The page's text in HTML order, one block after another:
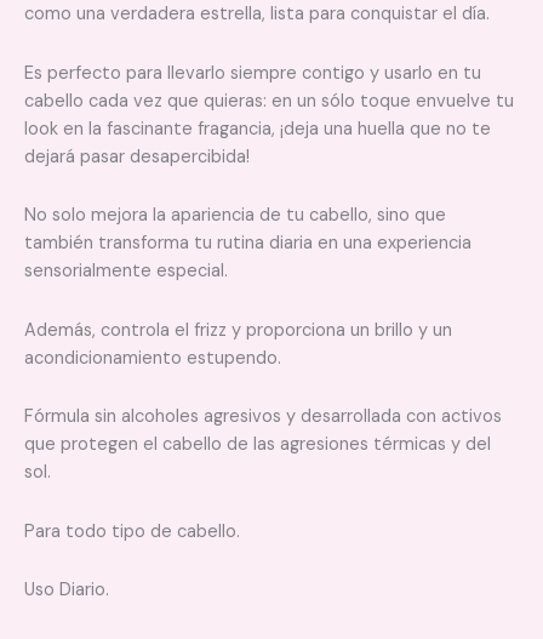
como una verdadera estrella, lista para conquistar el día.
Es perfecto para llevarlo siempre contigo y usarlo en tu
cabello cada vez que quieras: en un sólo toque envuelve tu
look en la fascinante fragancia, ¡deja una huella que no te
dejará pasar desapercibida!
No solo mejora la apariencia de tu cabello, sino que
también transforma tu rutina diaria en una experiencia
sensorialmente especial.
Además, controla el frizz y proporciona un brillo y un
acondicionamiento estupendo.
Fórmula sin alcoholes agresivos y desarrollada con activos
que protegen el cabello de las agresiones térmicas y del
sol.
Para todo tipo de cabello.
Uso Diario.